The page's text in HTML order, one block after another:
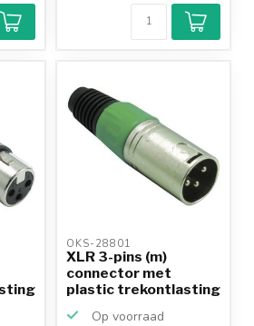
9,2/10
Achteraf
betalen mogelijk
OKS-28801
XLR 3-pins (m)
connector met
plastic trekontlasting
Op voorraad